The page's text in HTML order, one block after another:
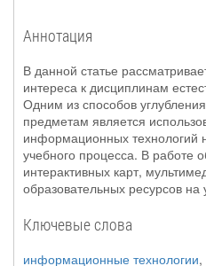
Аннотация
В данной статье
интереса к дисциплинам
Одним из способов
предметам является
информационных технологий
учебного процесса. В работе
интерактивных карт,
образовательных ресурсов на
Ключевые слова
информационные технологии,